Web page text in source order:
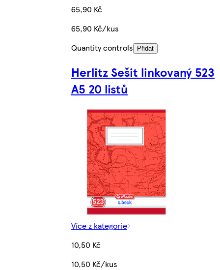
65,90 Kč
65,90 Kč/kus
Quantity controls
Přidat
Herlitz Sešit linkovaný 523
A5 20 listů
Více z kategorie
10,50 Kč
10,50 Kč/kus